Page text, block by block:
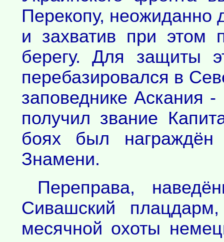
Перекопу, неожиданно
и захватив при этом
берегу. Для защиты
перебазировался в
заповеднике Аскания
получил звание
боях был награждён
Знамени.
Переправа,
Сивашский
месячной охоты